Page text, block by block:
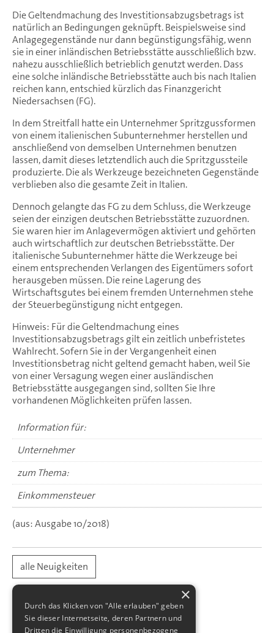
Die Geltendmachung des Investitionsabzugsbetrags ist
natürlich an Bedingungen geknüpft. Beispielsweise sind
Anlagegegenstände nur dann begünstigungsfähig, wenn
sie in einer inländischen Betriebsstätte ausschließlich bzw.
nahezu ausschließlich betrieblich genutzt werden. Dass
eine solche inländische Betriebsstätte auch bis nach Italien
reichen kann, entschied kürzlich das Finanzgericht
Niedersachsen (FG).
In dem Streitfall hatte ein Unternehmer Spritzgussformen
von einem italienischen Subunternehmer herstellen und
anschließend von demselben Unternehmen benutzen
lassen, damit dieses letztendlich auch die Spritzgussteile
produzierte. Die als Werkzeuge bezeichneten Gegenstände
verblieben also die gesamte Zeit in Italien.
Dennoch gelangte das FG zu dem Schluss, die Werkzeuge
seien der einzigen deutschen Betriebsstätte zuzuordnen.
Sie waren hier im Anlagevermögen aktiviert und gehörten
auch wirtschaftlich zur deutschen Betriebsstätte. Der
italienische Subunternehmer hätte die Werkzeuge bei
einem entsprechenden Verlangen des Eigentümers sofort
herausgeben müssen. Die reine Lagerung des
Wirtschaftsgutes bei einem fremden Unternehmen stehe
der Steuerbegünstigung nicht entgegen.
Hinweis: Für die Geltendmachung eines
Investitionsabzugsbetrags gilt ein zeitlich unbefristetes
Wahlrecht. Sofern Sie in der Vergangenheit einen
Investitionsbetrag nicht geltend gemacht haben, weil Sie
von einer Versagung wegen einer ausländischen
Betriebsstätte ausgegangen sind, sollten Sie Ihre
vorhandenen Möglichkeiten prüfen lassen.
Information für:
Unternehmer
zum Thema:
Einkommensteuer
(aus: Ausgabe 10/2018)
alle Neuigkeiten
×
Durch das Klicken von "Alle erlauben" geben
Sie dieser Internetseite, deren Partnern und
Dritten die Einwilligung personenbezogene